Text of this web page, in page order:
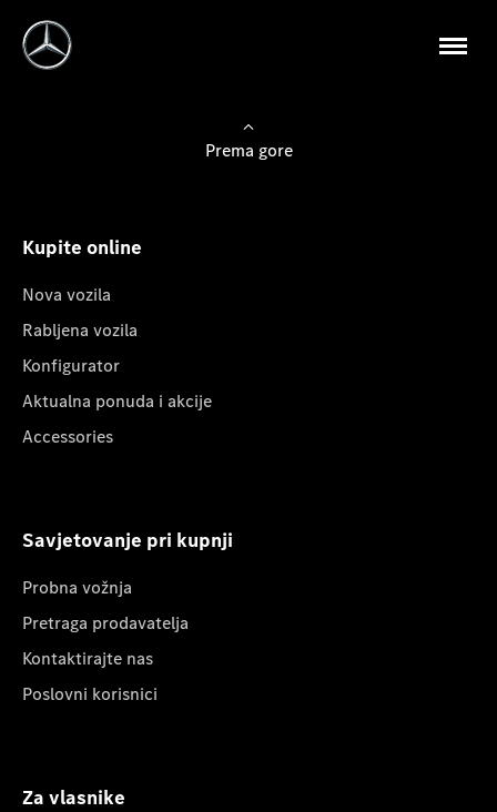
Prema gore
Kupite online
Nova vozila
Rabljena vozila
Konfigurator
Aktualna ponuda i akcije
Accessories
Savjetovanje pri kupnji
Probna vožnja
Pretraga prodavatelja
Kontaktirajte nas
Poslovni korisnici
Za vlasnike